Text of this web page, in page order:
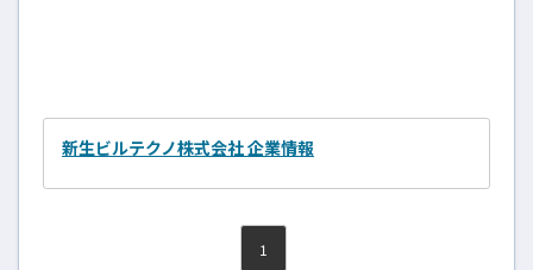
新生ビルテクノ株式会社 企業情報
1